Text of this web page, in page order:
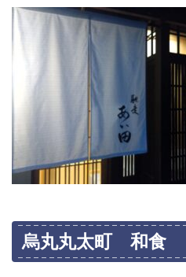
烏丸丸太町 和食